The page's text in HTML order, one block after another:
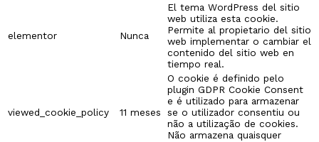
elementor Nunca
El tema WordPress del sitio
web utiliza esta cookie.
Permite al propietario del sitio
web implementar o cambiar el
contenido del sitio web en
tiempo real.
viewed_cookie_policy 11 meses
O cookie é definido pelo
plugin GDPR Cookie Consent
e é utilizado para armazenar
se o utilizador consentiu ou
não a utilização de cookies.
Não armazena quaisquer